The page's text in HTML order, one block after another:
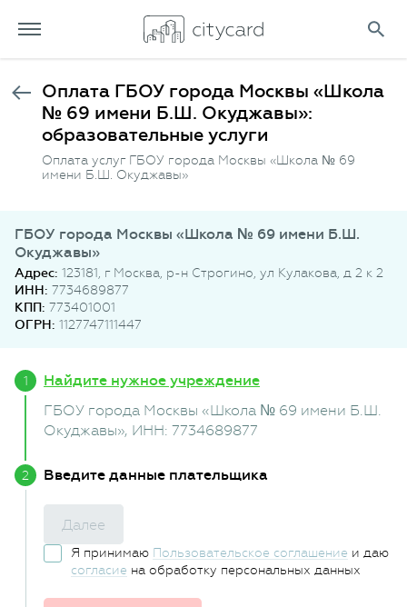
Оплата ГБОУ города Москвы «Школа
№ 69 имени Б.Ш. Окуджавы»:
образовательные услуги
Оплата услуг ГБОУ города Москвы «Школа № 69
имени Б.Ш. Окуджавы»
ГБОУ города Москвы «Школа № 69 имени Б.Ш.
Окуджавы»
Адрес: 123181, г Москва, р-н Строгино, ул Кулакова, д 2 к 2
ИНН: 7734689877
КПП: 773401001
ОГРН: 1127747111447
Найдите нужное учреждение
ГБОУ города Москвы «Школа № 69 имени Б.Ш.
Окуджавы», ИНН: 7734689877
Введите данные плательщика
Далее
Я принимаю Пользовательское соглашение и даю
согласие на обработку персональных данных